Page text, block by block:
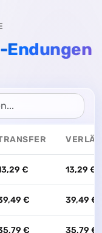
Endungen
€ 13,29 €
€ 39,49 €
€ 35,79 €